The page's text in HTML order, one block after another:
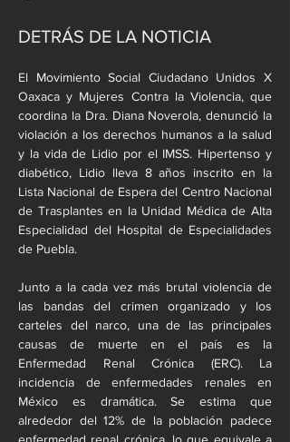
DETRÁS DE LA NOTICIA
El Movimiento Social Ciudadano Unidos X
Oaxaca y Mujeres Contra la Violencia, que
coordina la Dra. Diana Noverola, denunció la
violación a los derechos humanos a la salud
y la vida de Lidio por el IMSS. Hipertenso y
diabético, Lidio lleva 8 años inscrito en la
Lista Nacional de Espera del Centro Nacional
de Trasplantes en la Unidad Médica de Alta
Especialidad del Hospital de Especialidades
de Puebla.
Junto a la cada vez más brutal violencia de
las bandas del crimen organizado y los
carteles del narco, una de las principales
causas de muerte en el país es la
Enfermedad Renal Crónica (ERC). La
incidencia de enfermedades renales en
México es dramática. Se estima que
alrededor del 12% de la población padece